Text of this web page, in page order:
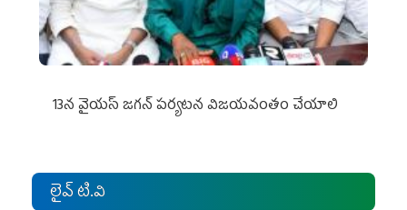
13న వైయస్‌ జగన్‌ పర్యటన విజయవంతం చేయాలి
లైవ్ టి.వి